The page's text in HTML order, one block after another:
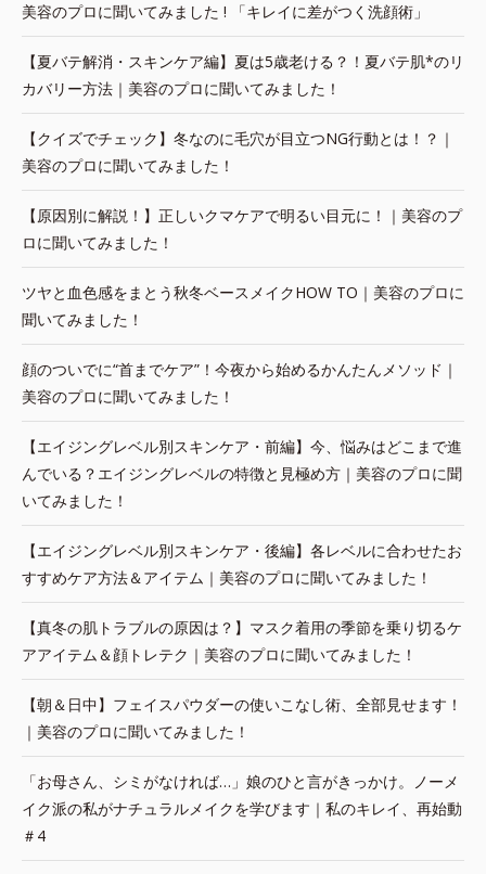
美容のプロに聞いてみました ! 「キレイに差がつく洗顔術」
【夏バテ解消・スキンケア編】夏は5歳老ける？！夏バテ肌*のリ
カバリー方法｜美容のプロに聞いてみました！
【クイズでチェック】冬なのに毛穴が目立つNG行動とは！？｜
美容のプロに聞いてみました！
【原因別に解説！】正しいクマケアで明るい目元に！｜美容のプ
ロに聞いてみました！
ツヤと血色感をまとう秋冬ベースメイクHOW TO｜美容のプロに
聞いてみました！
顔のついでに“首までケア”！今夜から始めるかんたんメソッド｜
美容のプロに聞いてみました！
【エイジングレベル別スキンケア・前編】今、悩みはどこまで進
んでいる？エイジングレベルの特徴と見極め方｜美容のプロに聞
いてみました！
【エイジングレベル別スキンケア・後編】各レベルに合わせたお
すすめケア方法＆アイテム｜美容のプロに聞いてみました！
【真冬の肌トラブルの原因は？】マスク着用の季節を乗り切るケ
アアイテム＆顔トレテク｜美容のプロに聞いてみました！
【朝＆日中】フェイスパウダーの使いこなし術、全部見せます！
｜美容のプロに聞いてみました！
「お母さん、シミがなければ…」娘のひと言がきっかけ。ノーメ
イク派の私がナチュラルメイクを学びます｜私のキレイ、再始動
＃4